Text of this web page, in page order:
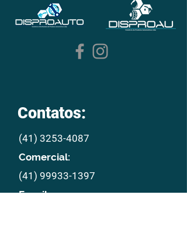
Contatos:
(41) 3253-4087
Comercial:
(41) 99933-1397
E mail: